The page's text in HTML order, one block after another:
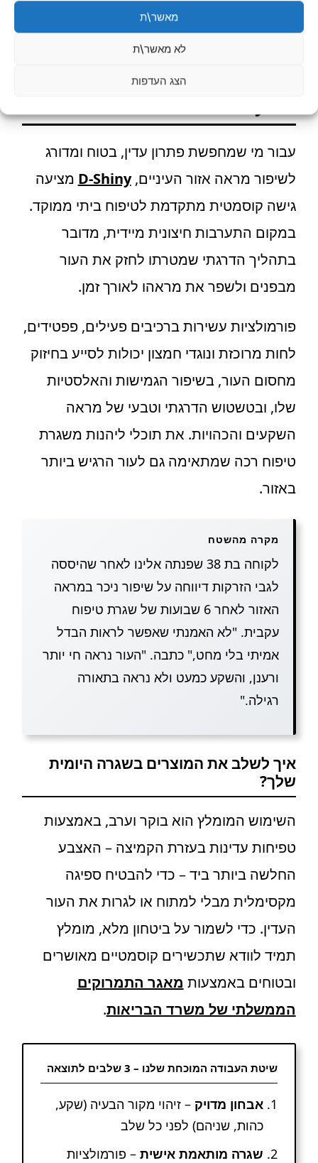
מאשר\ת
לא מאשר\ת
הצג העדפות
בריאות העור, ומאפשרת לראות שיפור מבלי
להיכנס מיד להליך רפואי מורכב.
הכירו את הגישה הלא פולשנית
עבור מי שמחפשת פתרון עדין, בטוח ומדורג
לשיפור מראה אזור העיניים,D-Shiny מציעה
גישה קוסמטית מתקדמת לטיפוח ביתי ממוקד.
במקום התערבות חיצונית מיידית, מדובר
בתהליך הדרגתי שמטרתו לחזק את העור
מבפנים ולשפר את מראהו לאורך זמן.
פורמולציות עשירות ברכיבים פעילים, פפטידים,
לחות מרוכזת ונוגדי חמצון יכולות לסייע בחיזוק
מחסום העור, בשיפור הגמישות והאלסטיות
שלו, ובטשטוש הדרגתי וטבעי של מראה
השקעים והכהויות. את תוכלי ליהנות משגרת
טיפוח רכה שמתאימה גם לעור הרגיש ביותר
באזור.
מקרה מהשטח
לקוחה בת 38 שפנתה אלינו לאחר שהיססה
לגבי הזרקות דיווחה על שיפור ניכר במראה
האזור לאחר 6 שבועות של שגרת טיפוח
עקבית. "לא האמנתי שאפשר לראות הבדל
אמיתי בלי מחט," כתבה. "העור נראה חי יותר
ורענן, והשקע כמעט ולא נראה בתאורה
רגילה."
איך לשלב את המוצרים בשגרה היומית
שלך?
השימוש המומלץ הוא בוקר וערב, באמצעות
טפיחות עדינות בעזרת הקמיצה – האצבע
החלשה ביותר ביד – כדי להבטיח ספיגה
מקסימלית מבלי למתוח או לגרות את העור
העדין. כדי לשמור על ביטחון מלא, מומלץ
תמיד לוודא שתכשירים קוסמטיים מאושרים
ובטוחים באמצעות מאגר התמרוקים
הממשלתי של משרד הבריאות.
שיטת העבודה המוכחת שלנו – 3 שלבים לתוצאה
אבחון מדויק – זיהוי מקור הבעיה (שקע,
כהות, שניהם) לפני כל שלב
שגרה מותאמת אישית – פורמולציות